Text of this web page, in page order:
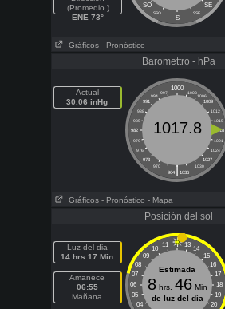
(Promedio )
ENE 73°
SO SE
SSO SSE
S
Gráficos - Pronóstico
Baromettro - hPa
Actual
30.06 inHg
1000
997 1003
994
1006
991
1009
988
1012
985
1015
982
1018
979
1021
976
1024
973
1027
970
1030
|
964 1036
1017.8
Gráficos - Pronóstico - Mapa
Posición del sol
Luz del dia
14 hrs.17 Min
Amanece
06:55
Mañana
11 13
10
14
09
15
08
16
07
17
06
18
05
19
04
20
Estimada
8hrs. 46Min
de luz del día